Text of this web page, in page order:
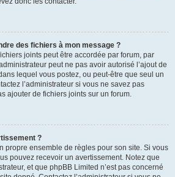
des fichiers à mon message ?
joints peut être accordée par forum, par
peut ne pas avoir autorisé l’ajout de
lequel vous postez, ou peut-être que seul un
l’administrateur si vous ne savez pas
ajouter de fichiers joints sur un forum.
?
propre ensemble de règles pour son site. Si vous
pouvez recevoir un avertissement. Notez que
et que phpBB Limited n’est pas concerné